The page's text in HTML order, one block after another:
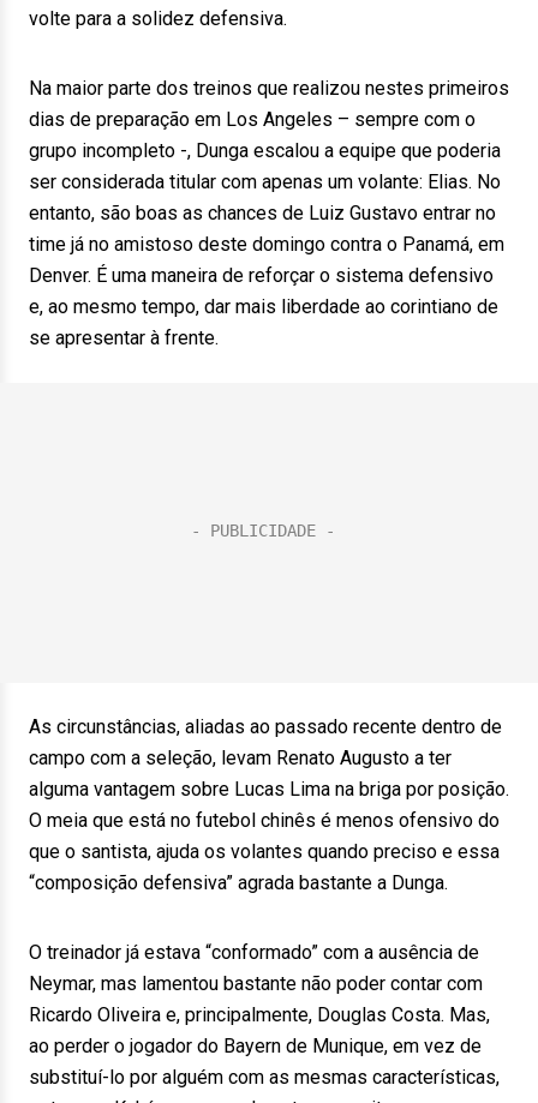
volte para a solidez defensiva.
Na maior parte dos treinos que realizou nestes primeiros
dias de preparação em Los Angeles – sempre com o
grupo incompleto -, Dunga escalou a equipe que poderia
ser considerada titular com apenas um volante: Elias. No
entanto, são boas as chances de Luiz Gustavo entrar no
time já no amistoso deste domingo contra o Panamá, em
Denver. É uma maneira de reforçar o sistema defensivo
e, ao mesmo tempo, dar mais liberdade ao corintiano de
se apresentar à frente.
As circunstâncias, aliadas ao passado recente dentro de
campo com a seleção, levam Renato Augusto a ter
alguma vantagem sobre Lucas Lima na briga por posição.
O meia que está no futebol chinês é menos ofensivo do
que o santista, ajuda os volantes quando preciso e essa
“composição defensiva” agrada bastante a Dunga.
O treinador já estava “conformado” com a ausência de
Neymar, mas lamentou bastante não poder contar com
Ricardo Oliveira e, principalmente, Douglas Costa. Mas,
ao perder o jogador do Bayern de Munique, em vez de
substituí-lo por alguém com as mesmas características,